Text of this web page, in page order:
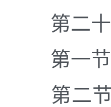
第二十
第一
第二